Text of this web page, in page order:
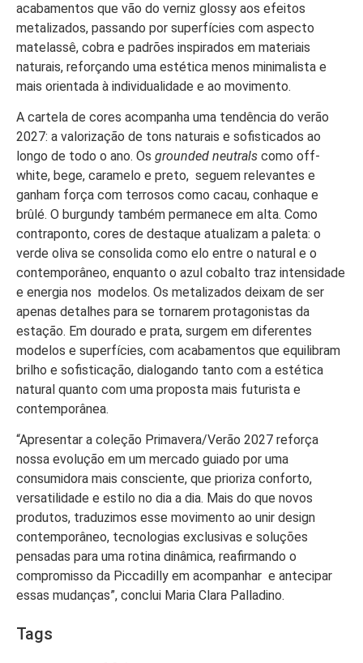
acabamentos que vão do verniz glossy aos efeitos
metalizados, passando por superfícies com aspecto
matelassê, cobra e padrões inspirados em materiais
naturais, reforçando uma estética menos minimalista e
mais orientada à individualidade e ao movimento.
A cartela de cores acompanha uma tendência do verão
2027: a valorização de tons naturais e sofisticados ao
longo de todo o ano. Os grounded neutrals como off-
white, bege, caramelo e preto, seguem relevantes e
ganham força com terrosos como cacau, conhaque e
brûlé. O burgundy também permanece em alta. Como
contraponto, cores de destaque atualizam a paleta: o
verde oliva se consolida como elo entre o natural e o
contemporâneo, enquanto o azul cobalto traz intensidade
e energia nos modelos. Os metalizados deixam de ser
apenas detalhes para se tornarem protagonistas da
estação. Em dourado e prata, surgem em diferentes
modelos e superfícies, com acabamentos que equilibram
brilho e sofisticação, dialogando tanto com a estética
natural quanto com uma proposta mais futurista e
contemporânea.
“Apresentar a coleção Primavera/Verão 2027 reforça
nossa evolução em um mercado guiado por uma
consumidora mais consciente, que prioriza conforto,
versatilidade e estilo no dia a dia. Mais do que novos
produtos, traduzimos esse movimento ao unir design
contemporâneo, tecnologias exclusivas e soluções
pensadas para uma rotina dinâmica, reafirmando o
compromisso da Piccadilly em acompanhar e antecipar
essas mudanças”, conclui Maria Clara Palladino.
Tags